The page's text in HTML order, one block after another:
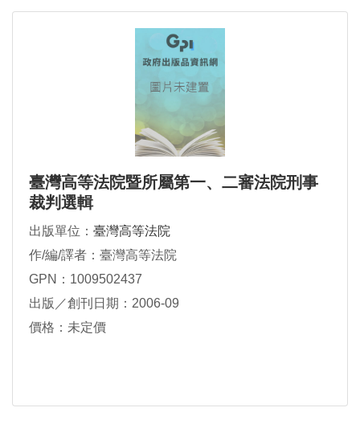
臺灣高等法院暨所屬第一、二審法院刑事
裁判選輯
出版單位： 臺灣高等法院
作/編/譯者：臺灣高等法院
GPN：1009502437
出版／創刊日期：2006-09
價格：未定價